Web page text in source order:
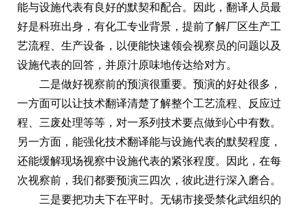
能与设施代表有良好的默契和配合。因此，翻译人员最
好是科班出身，有化工专业背景，提前了解厂区生产工
艺流程、生产设备，以便能快速领会视察员的问题以及
设施代表的回答，并原汁原味地传达给对方。
二是做好视察前的预演很重要。预演的好处很多，
一方面可以让技术翻译清楚了解整个工艺流程、反应过
程、三废处理等等，对一系列技术要点做到心中有数。
另一方面，能强化技术翻译能与设施代表的默契程度，
还能缓解现场视察中设施代表的紧张程度。因此，在每
次视察前，我们都要预演三四次，彼此进行深入磨合。
三是要把功夫下在平时。无锡市接受禁化武组织的